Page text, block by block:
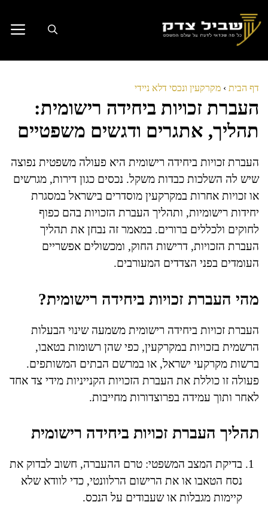
לתוכן
דף הבית › מקרקעין ונכסי דלא ניידי
העברת זכויות ביחידה רישומית:
תהליך, אתגרים ודגשים משפטיים
העברת זכויות ביחידה רישומית היא פעולה משפטית נפוצה
שיש לה השלכות כבדות משקל. נכסים כגון דירות, מגרשים
או זכויות אחרות במקרקעין מוסדרים בישראל במסגרת
יחידות רישומיות, ותהליך העברת הזכויות בהם כפוף
לחוקים ולכללים ברורים. במאמר זה נבחן את תהליך
העברת הזכויות, דרישות החוק, ומכשולים אפשריים
העומדים בפני הצדדים המעורבים.
מהי העברת זכויות ביחידה רישומית?
העברת זכויות ביחידה רישומית משמעה שינוי הבעלות
הרשמית בזכויות במקרקעין, כפי שהן רשומות בטאבו,
ברשות מקרקעי ישראל, או במרשם הבתים המשותפים.
פעולה זו כוללת את העברת הזכויות הקנייניות מידי צד אחד
לאחר ותוך עמידה בפרוצדורות מחייבות.
תהליך העברת זכויות ביחידה רישומית
בדיקת המצב המשפטי: טרם ההעברה, חשוב לבדוק את
נסח הטאבו או את הרישום הרלוונטי, כדי לוודא שלא
קיימות מגבלות או שעבודים על הנכס.